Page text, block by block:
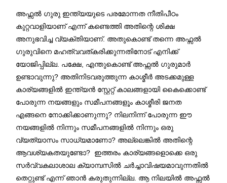
അഫ്സല്‍ ഗുരു ഇന്ത്യയുടെ പരമോന്നത നീതിപീഠം
കുറ്റവാളിയാണ് എന്ന് കണ്ടെത്തി അതിന്റെ ശിക്ഷ
അനുഭവിച്ച വ്യക്തിയാണ്. അതുകൊണ്ട് തന്നെ അഫ്സല്‍
ഗുരുവിനെ മഹത്വവത്കരിക്കുന്നതിനോട് എനിക്ക്
യോജിപ്പില്ല. പക്ഷേ, എന്തുകൊണ്ട് അഫ്സല്‍ ഗുരുമാര്‍
ഉണ്ടാവുന്നു? അതിനിടവരുത്തുന്ന കാശ്മീര്‍ അടക്കമുള്ള
കാര്യങ്ങളില്‍ ഇന്ത്യന്‍ സ്റ്റേറ്റ് കാലങ്ങളായി കൈക്കൊണ്ട്
പോരുന്ന നയങ്ങളും സമീപനങ്ങളൂം കാശ്മീരി ജനത
എങ്ങനെ നോക്കിക്കാണുന്നു? നിലനിന്ന് പോരുന്ന ഈ
നയങ്ങളില്‍ നിന്നും സമീപനങ്ങളില്‍ നിന്നും ഒരു
വ്യത്യാസം സാധ്യമാണോ? അല്ലെങ്കില്‍ അതിന്റെ
ആവശ്യകതയുണ്ടോ? ഇത്തരം കാര്യങ്ങളൊക്കെ ഒരു
സര്‍വ്വകലാശാല ക്യാമ്പസില്‍ ചര്‍ച്ചാവിഷയമാവുന്നതില്‍
തെറ്റുണ്ട് എന്ന് ഞാന്‍ കരുതുന്നില്ല. ആ നിലയില്‍ അഫ്സല്‍